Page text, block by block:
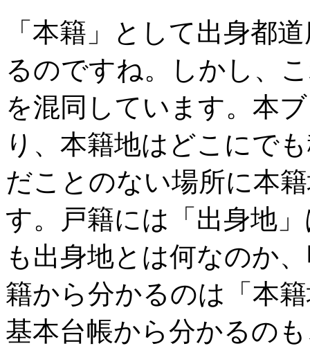
「本籍」として出身都
るのですね。しかし、
を混同しています。本
り、本籍地はどこにで
だことのない場所に本
す。戸籍には「出身地
も出身地とは何なのか
籍から分かるのは「本
基本台帳から分かるの